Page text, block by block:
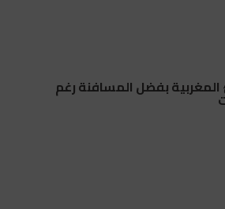
المغربية بفضل المسافنة رغم